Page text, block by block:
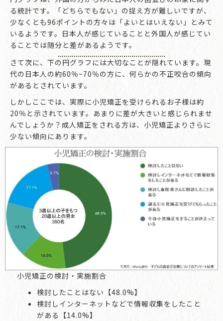
る統計です。「どちらでもない」の捉え方が難しいですが、
少なくとも96ポイントの方々は「よいとはいえない」とみて
いるようです。日本人が感じていることと外国人が感じてい
ることでは随分と差があるようです。
さて次に、下の円グラフには大切なことが隠れています。現
代の日本人の約60％~70％の方に、何らかの不正咬合の傾向
があるとされています。
しかしここでは、実際に小児矯正を受けられるお子様は約
20％と示されています。あまりに差が大きいと感じられませ
んでしょうか？成人矯正をされる方は、小児矯正よりさらに
少ない傾向にあります。
小児矯正の検討・実施割合
検討したことはない【48.0%】
検討しインターネットなどで情報収集をしたこと
がある【14.0%】